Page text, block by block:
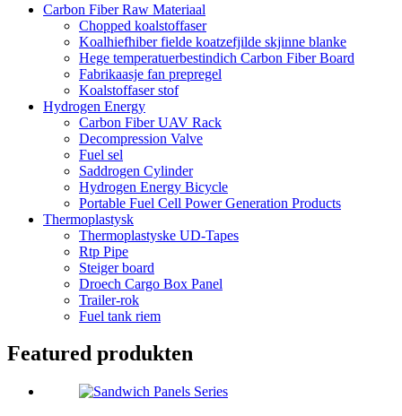
Carbon Fiber Raw Materiaal
Chopped koalstoffaser
Koalhiefhiber fielde koatzefjilde skjinne blanke
Hege temperatuerbestindich Carbon Fiber Board
Fabrikaasje fan prepregel
Koalstoffaser stof
Hydrogen Energy
Carbon Fiber UAV Rack
Decompression Valve
Fuel sel
Saddrogen Cylinder
Hydrogen Energy Bicycle
Portable Fuel Cell Power Generation Products
Thermoplastysk
Thermoplastyske UD-Tapes
Rtp Pipe
Steiger board
Droech Cargo Box Panel
Trailer-rok
Fuel tank riem
Featured produkten